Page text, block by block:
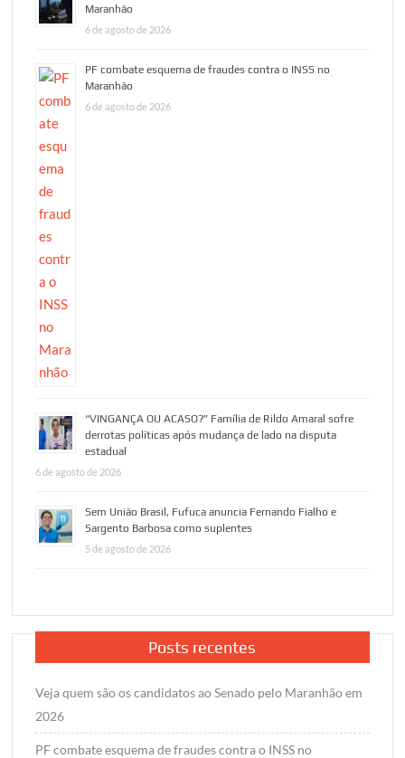
Maranhão
6 de agosto de 2026
PF combate esquema de fraudes contra o INSS no
Maranhão
6 de agosto de 2026
“VINGANÇA OU ACASO?” Família de Rildo Amaral sofre
derrotas políticas após mudança de lado na disputa
estadual
6 de agosto de 2026
Sem União Brasil, Fufuca anuncia Fernando Fialho e
Sargento Barbosa como suplentes
5 de agosto de 2026
Posts recentes
Veja quem são os candidatos ao Senado pelo Maranhão em
2026
PF combate esquema de fraudes contra o INSS no